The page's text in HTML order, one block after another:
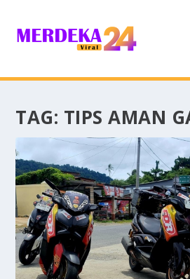
TAG: TIPS AMAN